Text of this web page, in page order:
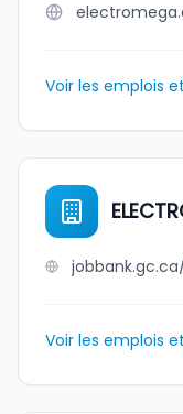
Voir les emplois
Voir les emplois